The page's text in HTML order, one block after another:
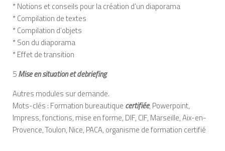
* Notions et conseils pour la création d’un diaporama
* Compilation de textes
* Compilation d’objets
* Son du diaporama
* Effet de transition
5Mise en situation et debriefing
Autres modules sur demande.
Mots-clés : Formation bureautique certifiée, Powerpoint,
Impress, fonctions, mise en forme, DIF, CIF, Marseille, Aix-en-
Provence, Toulon, Nice, PACA, organisme de formation certifié